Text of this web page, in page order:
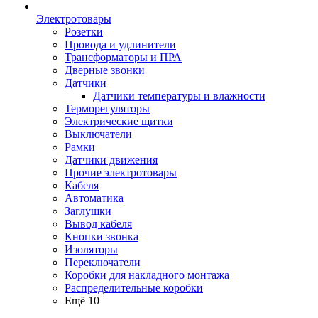
Электротовары
Розетки
Провода и удлинители
Трансформаторы и ПРА
Дверные звонки
Датчики
Датчики температуры и влажности
Терморегуляторы
Электрические щитки
Выключатели
Рамки
Датчики движения
Прочие электротовары
Кабеля
Автоматика
Заглушки
Вывод кабеля
Кнопки звонка
Изоляторы
Переключатели
Коробки для накладного монтажа
Распределительные коробки
Ещё 10